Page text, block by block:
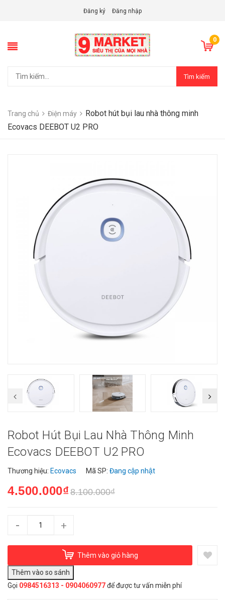
Đăng ký Đăng nhập
0
Tìm kiếm
Trang chủ Điện máy
Robot hút bụi lau nhà thông minh
Ecovacs DEEBOT U2 PRO
Robot Hút Bụi Lau Nhà Thông Minh
Ecovacs DEEBOT U2 PRO
Thương hiệu: Ecovacs Mã SP: Đang cập nhật
4.500.000₫8.100.000₫
- +
Thêm vào giỏ hàng
Gọi 0984516313 - 0904060977để được tư vấn miễn phí